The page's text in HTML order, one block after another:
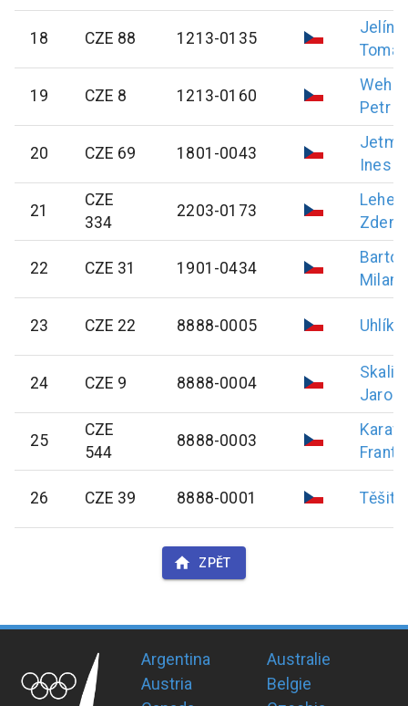
18 CZE 88 1213-0135
Tomáš
19 CZE 8 1213-0160
Petr
20 CZE 69 1801-0043
Ines
21
CZE
334
2203-0173
22 CZE 31 1901-0434
Bartoň
Milan
23 CZE 22 8888-0005 Uhlík
24 CZE 9 8888-0004
25
CZE
544
8888-0003
26 CZE 39 8888-0001 Těšitel
ZPĚT
Argentina
Australie
Austria
Belgie